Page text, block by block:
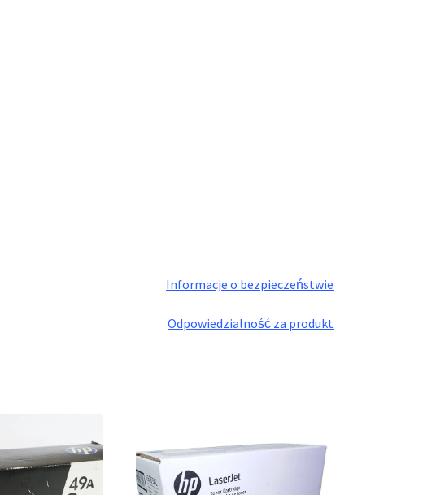
Informacje o bezpieczeństwie
Odpowiedzialność za produkt